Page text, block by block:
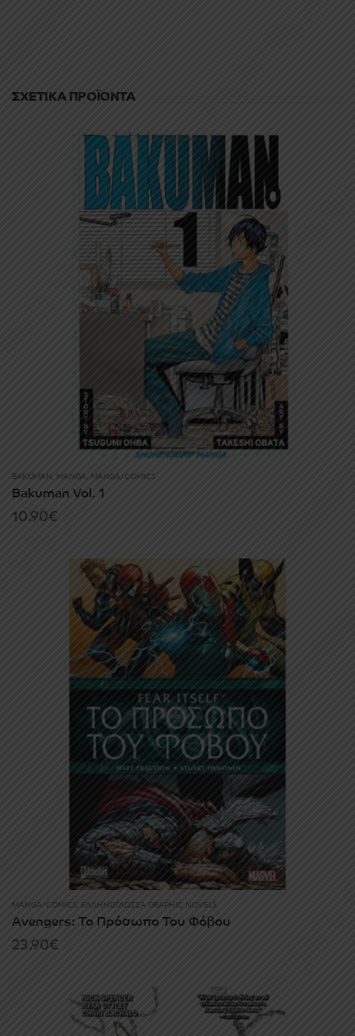
ΣΧΕΤΙΚΆ ΠΡΟΪΌΝΤΑ
BAKUMAN MANGA, MANGA/COMICS
Bakuman Vol. 1
10.90€
MANGA/COMICS, ΕΛΛΗΝΌΓΛΩΣΣΑ GRAPHIC NOVELS
Avengers: Το Πρόσωπο Του Φόβου
23.90€